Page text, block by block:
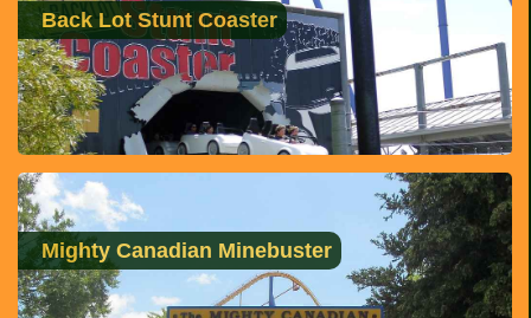
Back Lot Stunt Coaster
Mighty Canadian Minebuster